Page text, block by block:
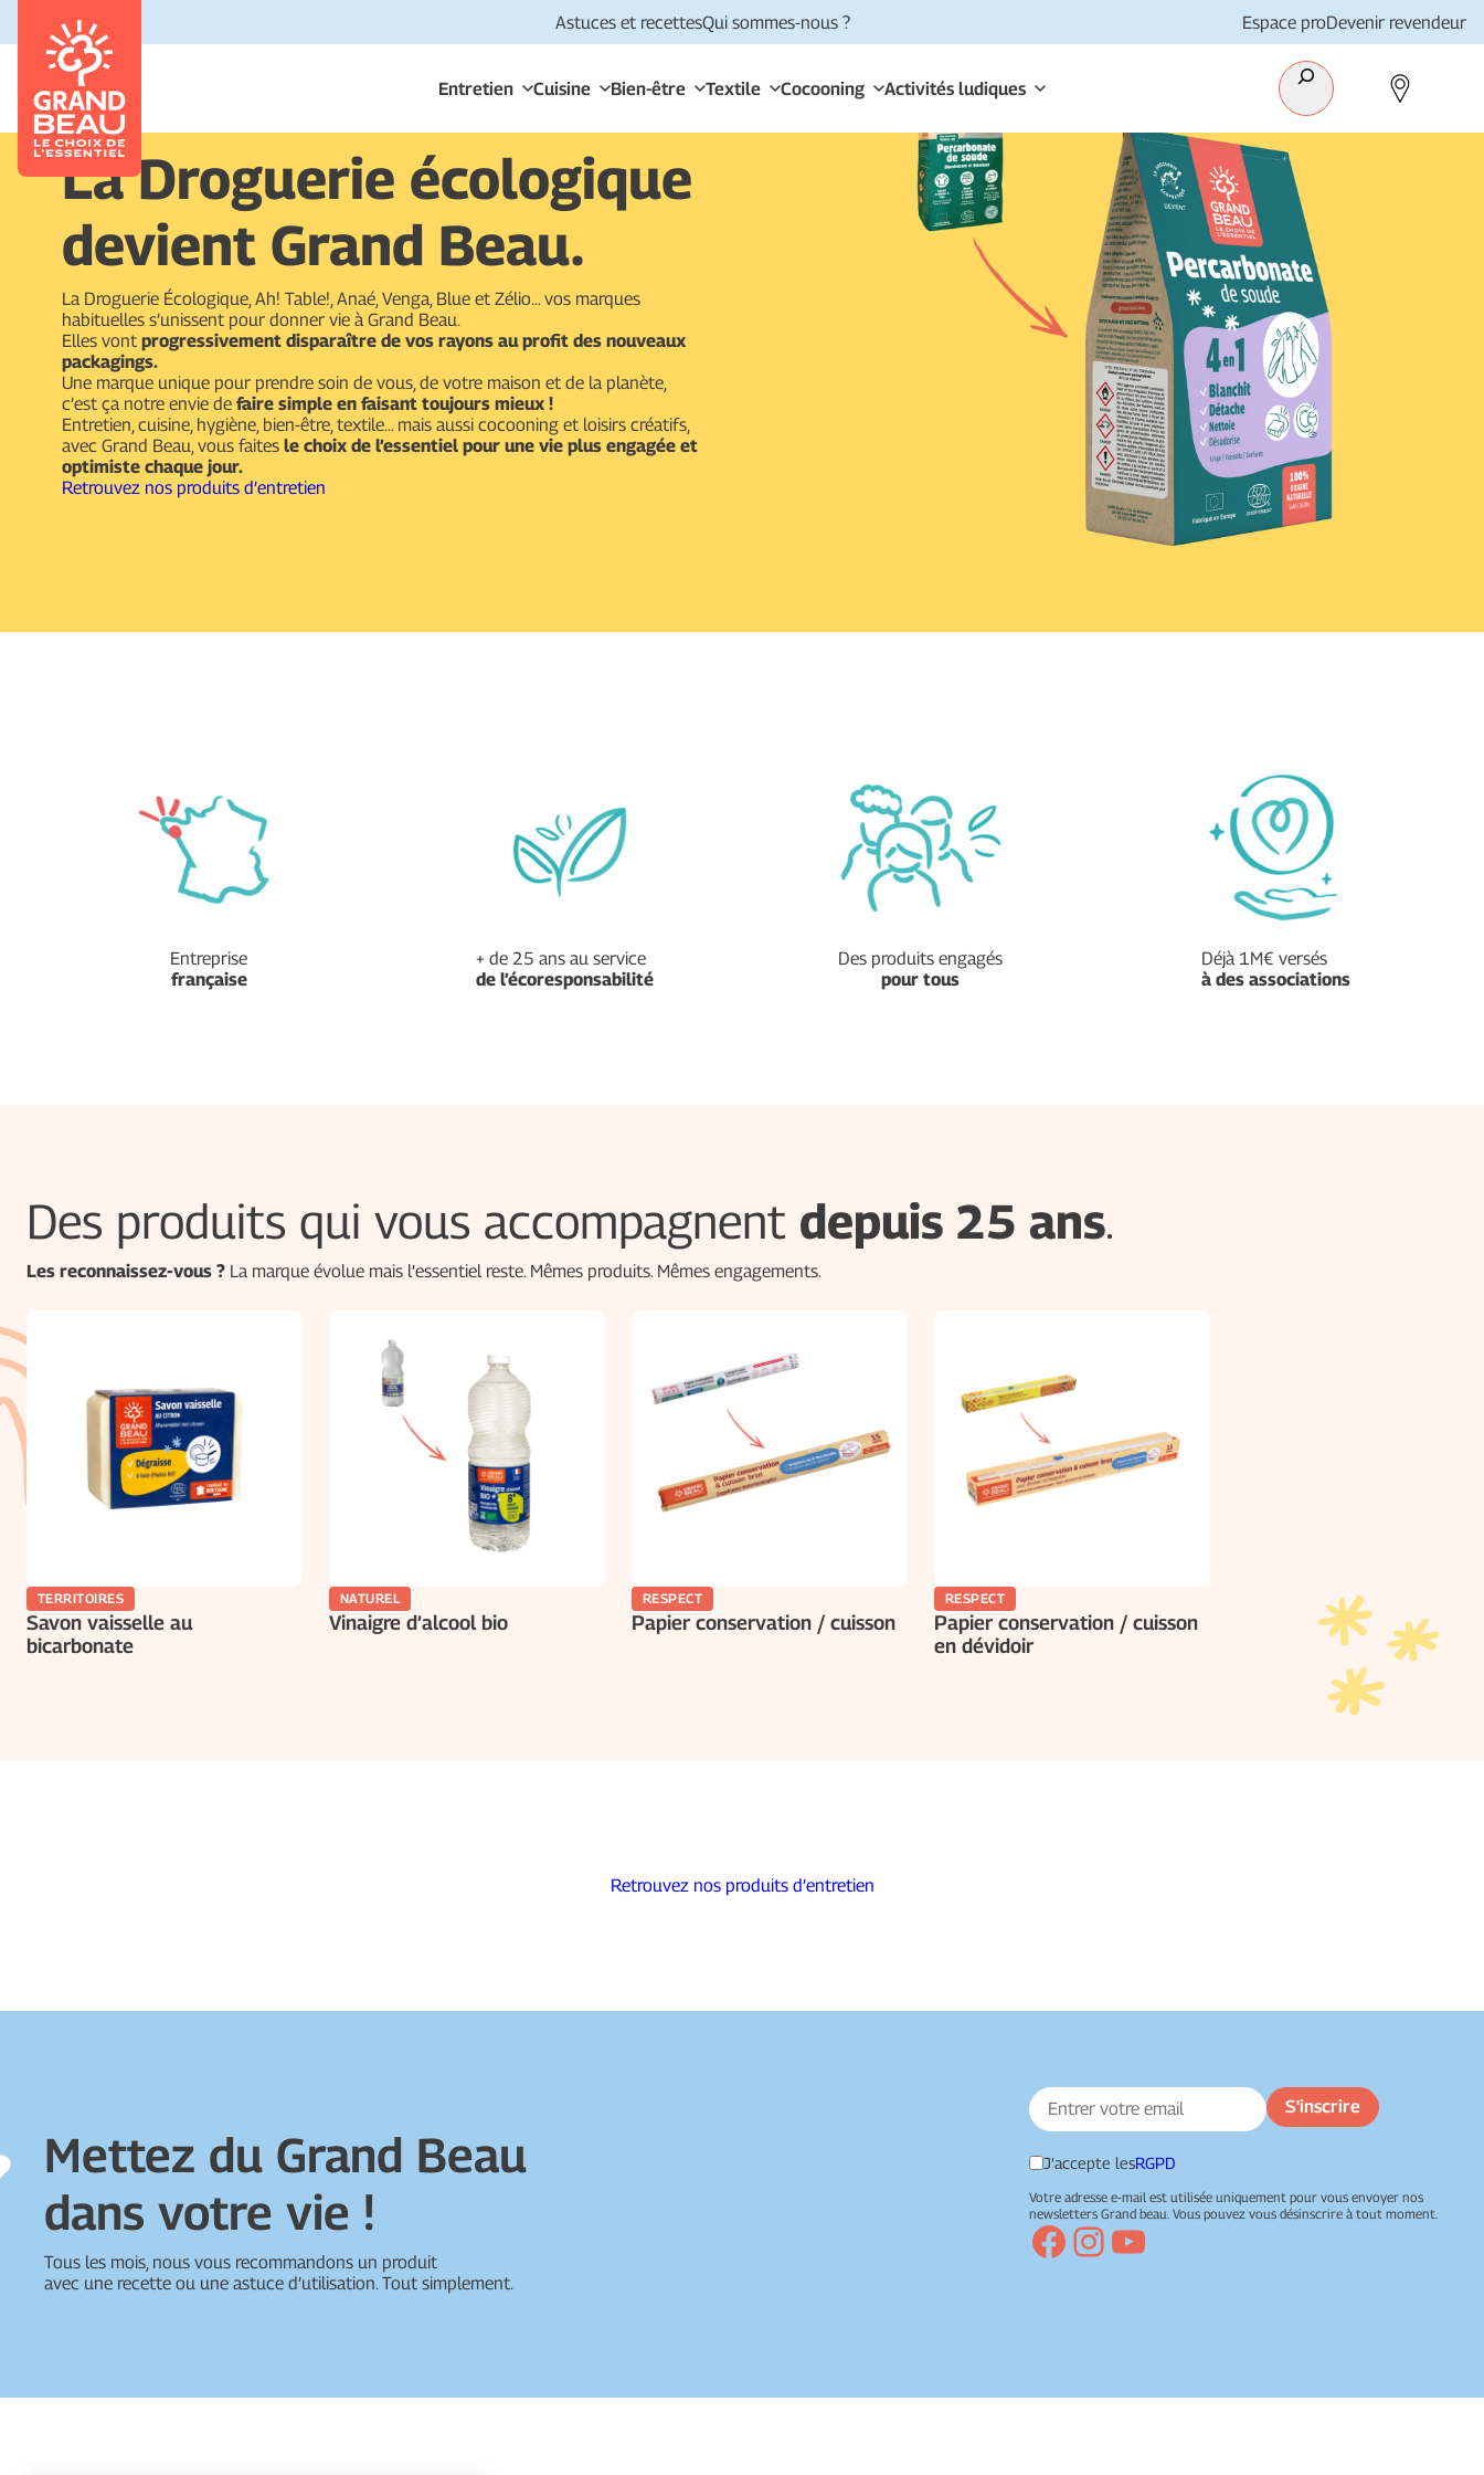
Astuces et recettesQui sommes-nous ? Espace proDevenir revendeur
Entretien Cuisine Bien-être Textile Cocooning Activités ludiques
Recherche
La Droguerie écologique
devient Grand Beau.
La Droguerie Écologique, Ah! Table!, Anaé, Venga, Blue et Zélio… vos marques
habituelles s’unissent pour donner vie à Grand Beau.
Elles vont progressivement disparaître de vos rayons au profit des nouveaux
packagings.
Une marque unique pour prendre soin de vous, de votre maison et de la planète,
c’est ça notre envie de faire simple en faisant toujours mieux !
Entretien, cuisine, hygiène, bien-être, textile… mais aussi cocooning et loisirs créatifs,
avec Grand Beau, vous faites le choix de l’essentiel pour une vie plus engagée et
optimiste chaque jour.
Retrouvez nos produits d’entretien
Entreprise
française
+ de 25 ans au service
de l’écoresponsabilité
Des produits engagés
pour tous
Déjà 1M€ versés
à des associations
Des produits qui vous accompagnent depuis 25 ans.
Les reconnaissez-vous ? La marque évolue mais l’essentiel reste. Mêmes produits. Mêmes engagements.
TERRITOIRES
Savon vaisselle au
bicarbonate
NATUREL
Vinaigre d’alcool bio
RESPECT
Papier conservation / cuisson
RESPECT
Papier conservation / cuisson
en dévidoir
Retrouvez nos produits d’entretien
Mettez du Grand Beau
dans votre vie !
Tous les mois, nous vous recommandons un produit
avec une recette ou une astuce d’utilisation. Tout simplement.
J’accepte lesRGPD
Votre adresse e-mail est utilisée uniquement pour vous envoyer nos
newsletters Grand beau. Vous pouvez vous désinscrire à tout moment.
Facebook
Instagram
YouTube